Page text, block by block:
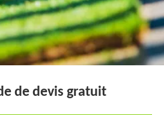
de devis gratuit